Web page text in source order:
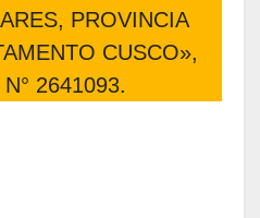
PROVINCIA
CUSCO»,
2641093.